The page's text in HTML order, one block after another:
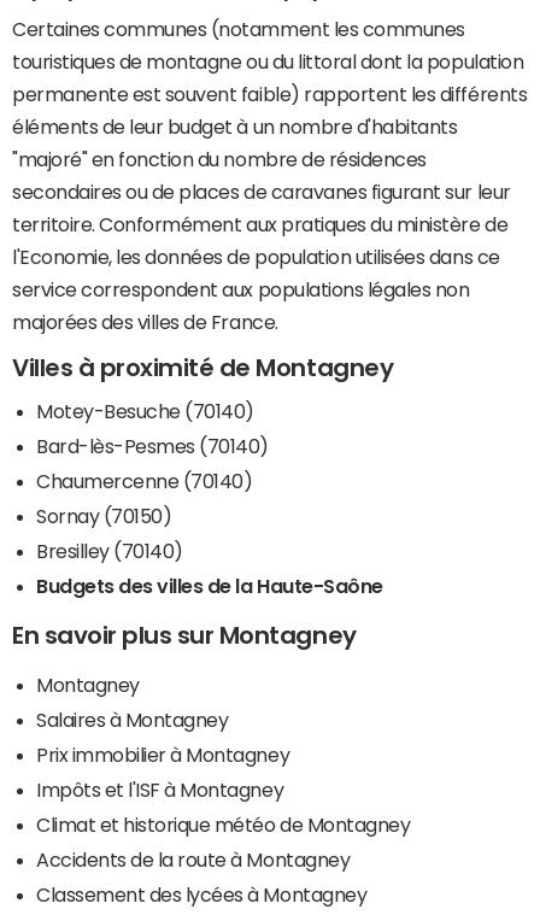
Certaines communes (notamment les communes
touristiques de montagne ou du littoral dont la population
permanente est souvent faible) rapportent les différents
éléments de leur budget à un nombre d'habitants
"majoré" en fonction du nombre de résidences
secondaires ou de places de caravanes figurant sur leur
territoire. Conformément aux pratiques du ministère de
l'Economie, les données de population utilisées dans ce
service correspondent aux populations légales non
majorées des villes de France.
Villes à proximité de Montagney
Motey-Besuche (70140)
Bard-lès-Pesmes (70140)
Chaumercenne (70140)
Sornay (70150)
Bresilley (70140)
Budgets des villes de la Haute-Saône
En savoir plus sur Montagney
Montagney
Salaires à Montagney
Prix immobilier à Montagney
Impôts et l'ISF à Montagney
Climat et historique météo de Montagney
Accidents de la route à Montagney
Classement des lycées à Montagney